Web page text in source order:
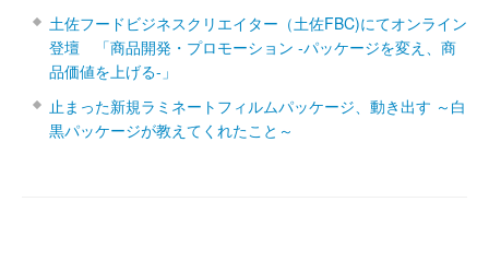
土佐フードビジネスクリエイター（土佐FBC)にてオンライン
登壇 「商品開発・プロモーション ‐パッケージを変え、商
品価値を上げる‐」
止まった新規ラミネートフィルムパッケージ、動き出す ～白
黒パッケージが教えてくれたこと～